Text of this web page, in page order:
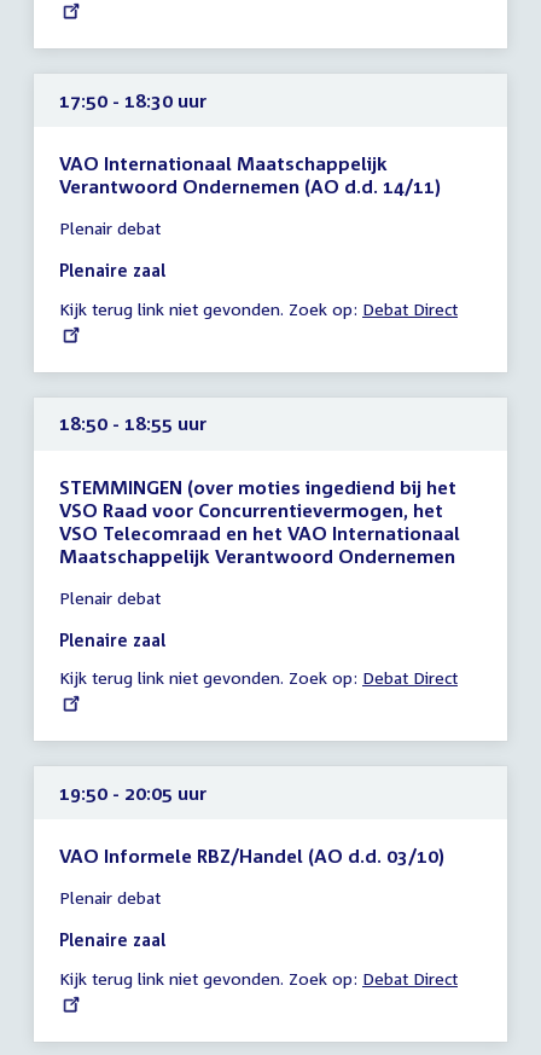
uur
17:50 - 18:30 uur
VAO Internationaal Maatschappelijk
Verantwoord Ondernemen (AO d.d. 14/11)
vergadering
17:50
18:30
uur
Plenair debat
Plenaire zaal
Kijk terug link niet gevonden. Zoek op: External
Debat Direct
18:50 - 18:55 uur
STEMMINGEN (over moties ingediend bij het
VSO Raad voor Concurrentievermogen, het
VSO Telecomraad en het VAO Internationaal
Maatschappelijk Verantwoord Ondernemen
vergadering
18:50
18:55
uur
Plenair debat
Plenaire zaal
Kijk terug link niet gevonden. Zoek op: External
Debat Direct
19:50 - 20:05 uur
VAO Informele RBZ/Handel (AO d.d. 03/10)
vergadering
19:50
20:05
uur
Plenair debat
Plenaire zaal
Kijk terug link niet gevonden. Zoek op: External
Debat Direct